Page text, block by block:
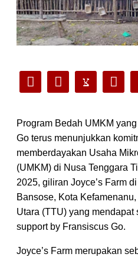
Program Bedah UMKM
Go terus menunjukkan
memberdayakan Usaha
(UMKM) di Nusa Tenggara
2025, giliran Joyce’s Farm
Bansose, Kota
Utara (TTU) yang mendapat
support by Fransiscus Go.
Joyce’s Farm merupakan